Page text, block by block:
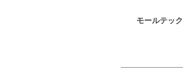
モールテッ